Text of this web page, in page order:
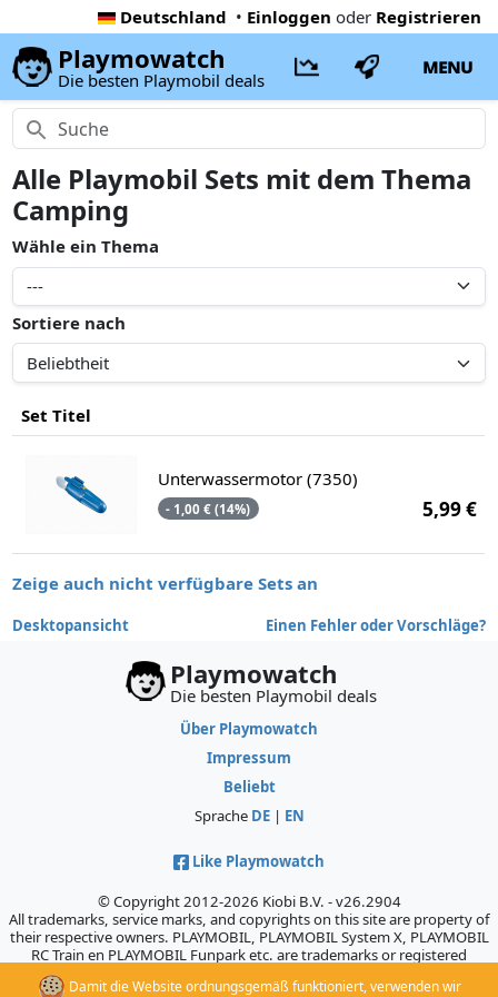
Deutschland • Einloggen oder Registrieren
Playmowatch
Die besten Playmobil deals
MENU
Alle Playmobil Sets mit dem Thema
Camping
Wähle ein Thema
Sortiere nach
Set Titel
Unterwassermotor (7350)
- 1,00 € (14%) 5,99 €
Zeige auch nicht verfügbare Sets an
Desktopansicht Einen Fehler oder Vorschläge?
Damit die Website ordnungsgemäß funktioniert, verwenden wir
Playmowatch
Die besten Playmobil deals
Über Playmowatch
Impressum
Beliebt
Sprache DE| EN
Like Playmowatch
© Copyright 2012-2026 Kiobi B.V. - v26.2904
All trademarks, service marks, and copyrights on this site are property of
their respective owners. PLAYMOBIL, PLAYMOBIL System X, PLAYMOBIL
RC Train en PLAYMOBIL Funpark etc. are trademarks or registered
trademarks of Geobra Brandstätter GmbH & Co. KG., which does not
sponsor, authorize, or endorse this site.